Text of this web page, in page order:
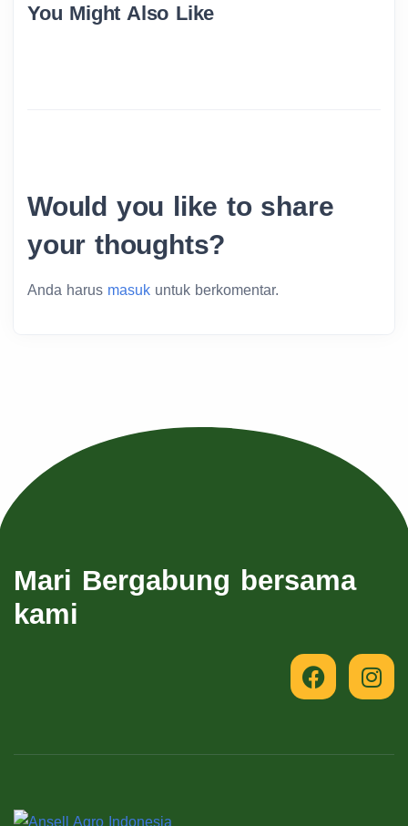
You Might Also Like
Would you like to share
your thoughts?
Anda harus masuk untuk berkomentar.
Mari Bergabung bersama
kami